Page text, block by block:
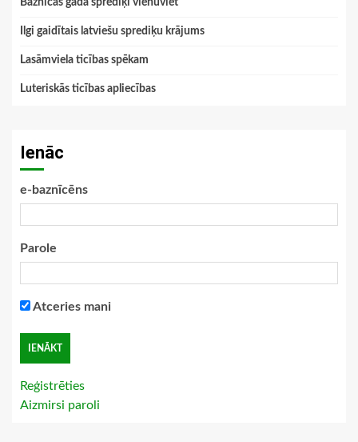
Ilgi gaidītais latviešu sprediķu krājums
Lasāmviela ticības spēkam
Luteriskās ticības apliecības
Ienāc
e-baznīcēns
Parole
Atceries mani
Reģistrēties
Aizmirsi paroli